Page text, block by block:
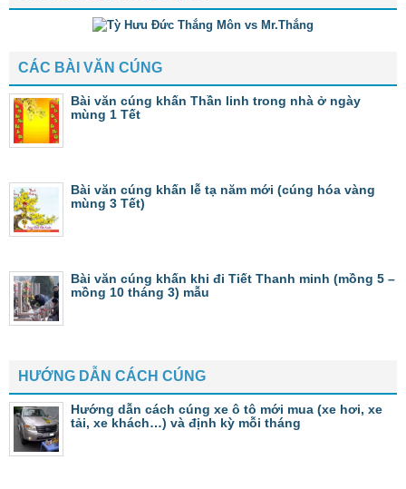
CÁC BÀI VĂN CÚNG
Bài văn cúng khấn Thần linh trong nhà ở ngày
mùng 1 Tết
Bài văn cúng khấn lễ tạ năm mới (cúng hóa vàng
mùng 3 Tết)
Bài văn cúng khấn khi đi Tiết Thanh minh (mồng 5 –
mồng 10 tháng 3) mẫu
HƯỚNG DẪN CÁCH CÚNG
Hướng dẫn cách cúng xe ô tô mới mua (xe hơi, xe
tải, xe khách…) và định kỳ mỗi tháng